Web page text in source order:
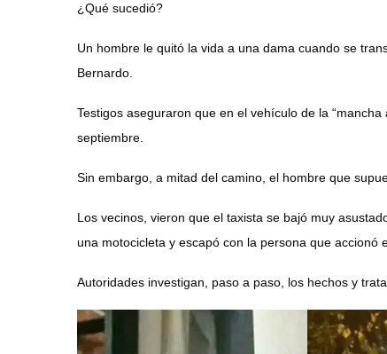
¿Qué sucedió?
Un hombre le quitó la vida a una dama cuando se
Bernardo.
Testigos aseguraron que en el vehículo de la
septiembre.
Sin embargo, a mitad del camino, el hombre que
Los vecinos, vieron que el taxista se bajó muy
una motocicleta y escapó con la persona que accionó
Autoridades investigan, paso a paso, los hechos y